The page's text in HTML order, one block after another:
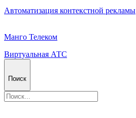
Автоматизация контекстной рекламы
Манго Телеком
Виртуальная АТС
Поиск